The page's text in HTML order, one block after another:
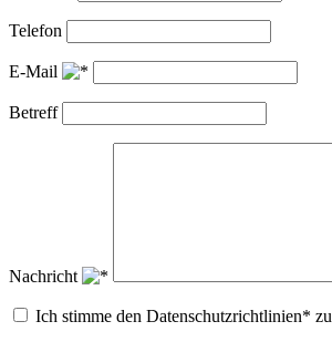
Telefon
E-Mail
Betreff
Nachricht
Ich stimme den Datenschutzrichtlinien* zu